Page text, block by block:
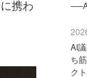
携わ
AI
ち
ク